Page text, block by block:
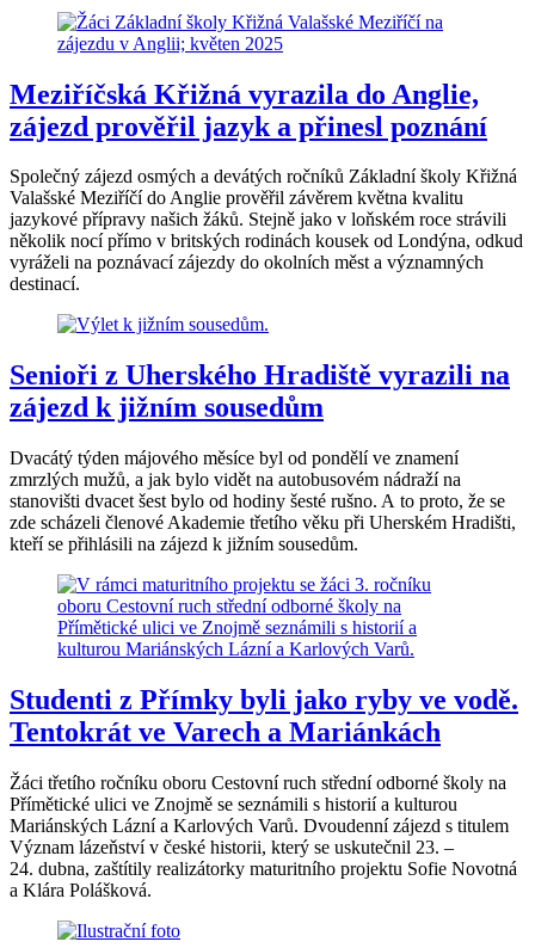
Meziříčská Křižná vyrazila do Anglie,
zájezd prověřil jazyk a přinesl poznání
Společný zájezd osmých a devátých ročníků Základní školy Křižná
Valašské Meziříčí do Anglie prověřil závěrem května kvalitu
jazykové přípravy našich žáků. Stejně jako v loňském roce strávili
několik nocí přímo v britských rodinách kousek od Londýna, odkud
vyráželi na poznávací zájezdy do okolních měst a významných
destinací.
Senioři z Uherského Hradiště vyrazili na
zájezd k jižním sousedům
Dvacátý týden májového měsíce byl od pondělí ve znamení
zmrzlých mužů, a jak bylo vidět na autobusovém nádraží na
stanovišti dvacet šest bylo od hodiny šesté rušno. A to proto, že se
zde scházeli členové Akademie třetího věku při Uherském Hradišti,
kteří se přihlásili na zájezd k jižním sousedům.
Studenti z Přímky byli jako ryby ve vodě.
Tentokrát ve Varech a Mariánkách
Žáci třetího ročníku oboru Cestovní ruch střední odborné školy na
Přímětické ulici ve Znojmě se seznámili s historií a kulturou
Mariánských Lázní a Karlových Varů. Dvoudenní zájezd s titulem
Význam lázeňství v české historii, který se uskutečnil 23. –
24. dubna, zaštítily realizátorky maturitního projektu Sofie Novotná
a Klára Polášková.